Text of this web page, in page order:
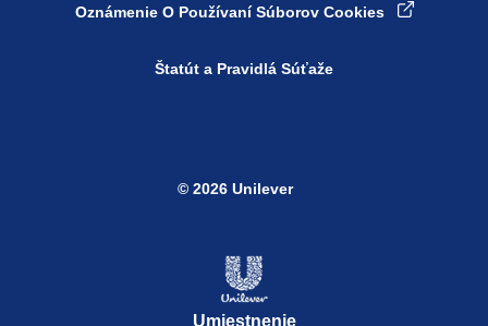
Nastavenia súborov cookie
Oznámenie O Používaní Súborov Cookies